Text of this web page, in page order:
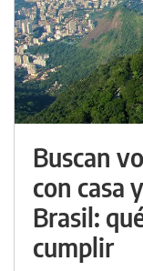
Buscan
con casa
Brasil:
cumplir